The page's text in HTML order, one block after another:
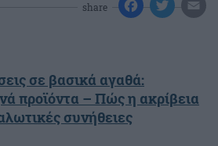
share
σε βασικά αγαθά:
προϊόντα – Πώς η ακρίβεια
συνήθειες